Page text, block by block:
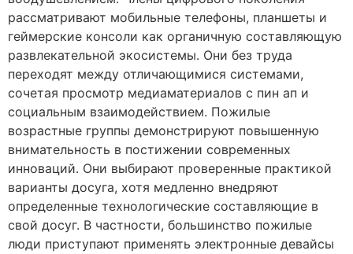
рассматривают мобильные телефоны, планшеты и
геймерские консоли как органичную составляющую
развлекательной экосистемы. Они без труда
переходят между отличающимися системами,
сочетая просмотр медиаматериалов с пин ап и
социальным взаимодействием. Пожилые
возрастные группы демонстрируют повышенную
внимательность в постижении современных
инноваций. Они выбирают проверенные практикой
варианты досуга, хотя медленно внедряют
определенные технологические составляющие в
свой досуг. В частности, большинство пожилые
люди приступают применять электронные девайсы